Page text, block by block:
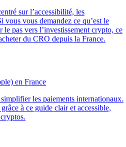
sur l’accessibilité, les
vous vous demandez ce qu’est le
pas vers l’investissement crypto, ce
du CRO depuis la France.
en France
les paiements internationaux.
à ce guide clair et accessible,